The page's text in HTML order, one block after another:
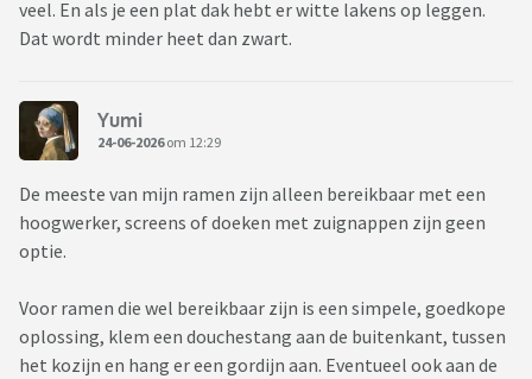
veel. En als je een plat dak hebt er witte lakens op leggen.
Dat wordt minder heet dan zwart.
Yumi
24-06-2026om 12:29
De meeste van mijn ramen zijn alleen bereikbaar met een
hoogwerker, screens of doeken met zuignappen zijn geen
optie.
Voor ramen die wel bereikbaar zijn is een simpele, goedkope
oplossing, klem een douchestang aan de buitenkant, tussen
het kozijn en hang er een gordijn aan. Eventueel ook aan de